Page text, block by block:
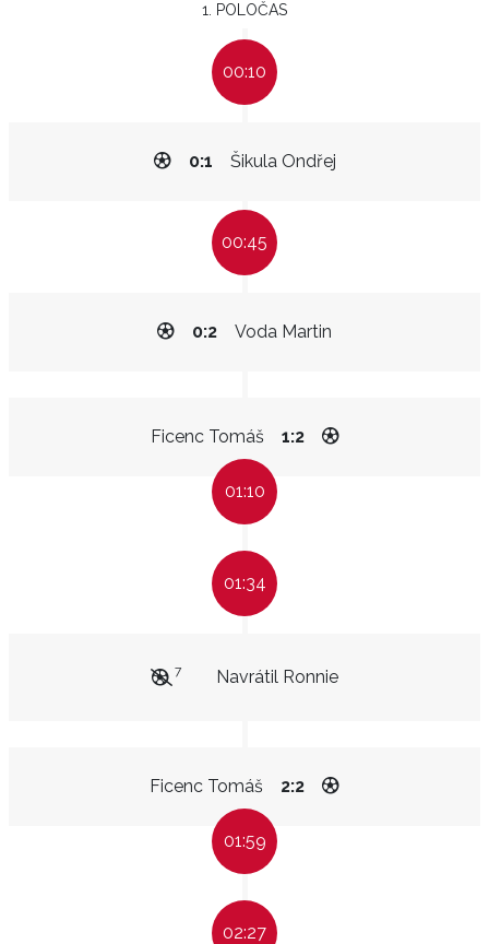
1. POLOČAS
00:10
Šikula Ondřej
0:1
00:45
Voda Martin
0:2
Ficenc Tomáš 1:2
01:10
01:34
Navrátil Ronnie
7
Ficenc Tomáš 2:2
01:59
02:27